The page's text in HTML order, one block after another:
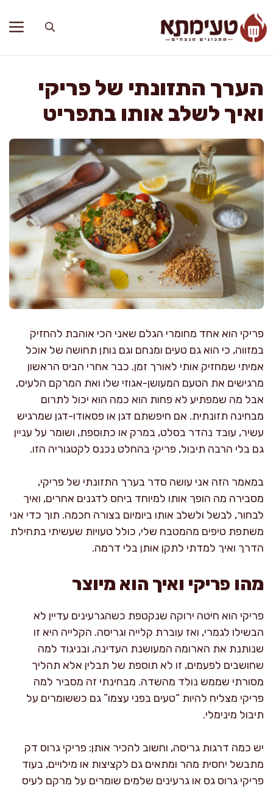
לתוכן
הערך התזונתי של פריקי
ואיך לשלב אותו בתפריט
פריקי הוא אחד מחומרי הגלם שאני הכי אוהבת להחזיק
במזווה, כי הוא גם טעים ומנחם וגם נותן תחושה של אוכל
אמיתי שמחזיק אותי לאורך זמן. כבר אחרי הביס הראשון
מרגישים את הטעם המעושן-אגוזי שלו ואת המרקם הלעיס,
אבל מה שמפתיע לא פחות הוא כמה הוא יכול לתרום
מבחינה תזונתית. אם חיפשתם דגן או פסאודו-דגן שמרגיש
עשיר, עובד נהדר בסלט, במרק או כתוספת, ושומר על עניין
גם בלי הרבה תיבול, פריקי בהחלט נכנס לקטגוריה הזו.
במאמר הזה אני עושה סדר בערך התזונתי של פריקי,
מסבירה מה הופך אותו למיוחד ביחס לדגנים אחרים, ואיך
לבחור, לבשל ולשלב אותו ביומיום בצורה חכמה. תוך כדי אני
משתפת טיפים מהמטבח שלי, כולל טעויות שעשיתי בתחילת
הדרך ואיך למדתי לתקן אותן בלי דרמה.
מהו פריקי ואיך הוא מיוצר
פריקי הוא חיטה ירוקה שנקטפת כשהגרעינים עדיין לא
הבשילו לגמרי, ואז עוברת קלייה וגריסה. הקלייה היא זו
שנותנת את הארומה המעושנת העדינה, ובניגוד למה
שחושבים לפעמים, זו לא תוספת של תבלין אלא תהליך
מסורתי שממש נולד מהשדה. מבחינתי זה מסביר למה
פריקי מצליח להיות “טעים בפני עצמו” גם כששומרים על
תיבול מינימלי.
יש כמה דרגות גריסה, וחשוב להכיר אותן: פריקי גרוס דק
מתבשל יחסית מהר ומתאים גם לקציצות או מילויים, בעוד
פריקי גרוס גס או גרעינים שלמים שומרים על מרקם לעיס